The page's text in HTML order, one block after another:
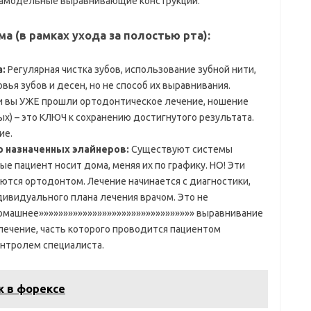
рамках ухода за полостью рта):
Регулярная чистка зубов, использование зубной нити,
зубов и десен, но не способ их выравнивания.
вы УЖЕ прошли ортодонтическое лечение, ношение
– это КЛЮЧ к сохранению достигнутого результата.
назначенных элайнеров: Существуют системы
пациент носит дома, меняя их по графику. НО! Эти
ортодонтом. Лечение начинается с диагностики,
плана лечения врачом. Это не
выравнивание
часть которого проводится пациентом
специалиста.
в форексе